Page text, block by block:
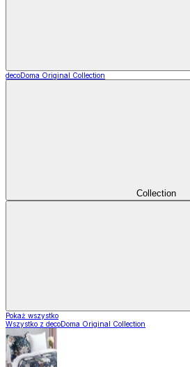
decoDoma Original Collection
Collection
Pokaż wszystko
Wszystko z decoDoma Original Collection